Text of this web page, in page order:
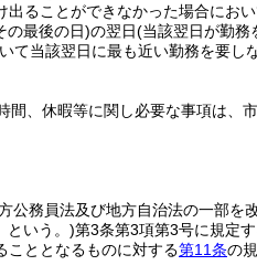
ることができなかった場合にお
の最後の日)の翌日(当該翌日が勤務
て当該翌日に最も近い勤務を要し
、休暇等に関し必要な事項は、市
公務員法及び地方自治法の一部を
という。)第3条第3項第3号に規定
こととなるものに対する第11条の